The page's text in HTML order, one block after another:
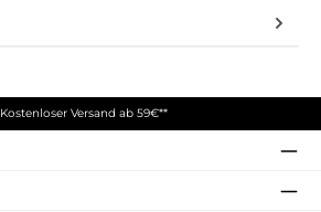
Kostenloser Versand ab 59€**